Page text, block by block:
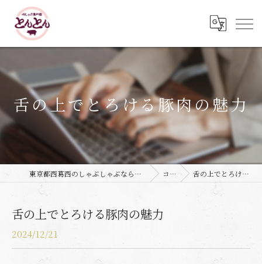
舌の上でとろける豚肉の魅力
東京都西葛西のしゃぶしゃぶなら豚しゃぶ専門店 とんとん コラム 舌の上でとろける豚肉の魅力
舌の上でとろける豚肉の魅力
2024/12/21